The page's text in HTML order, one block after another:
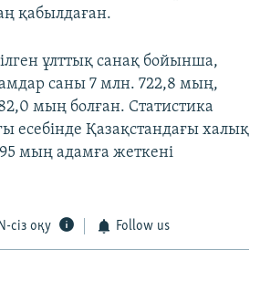
қабылдаған.
ұлттық санақ бойынша,
саны 7 млн. 722,8 мың,
мың болған. Статистика
есебінде Қазақстандағы халық
мың адамға жеткені
сіз оқу Follow us